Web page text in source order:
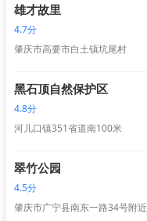
雄才故里
4.7分
肇庆市高要市白土镇坑尾村
黑石顶自然保护区
4.8分
河儿口镇351省道南100米
翠竹公园
4.5分
肇庆市广宁县南东一路34号附近